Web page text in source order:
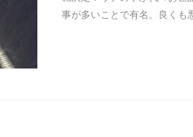
事が多いことで有名。良くも